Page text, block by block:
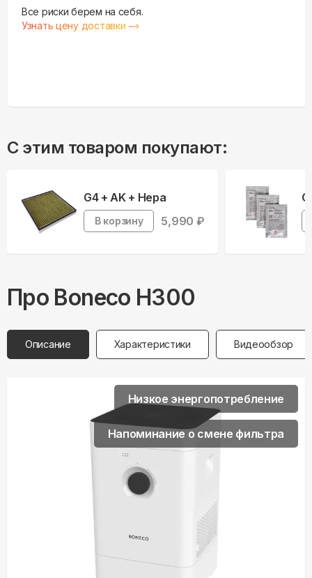
Все риски берем на себя.
Узнать цену доставки
С этим товаром покупают:
G4 + AK + Hepa
В корзину 5,990 ₽
Про Boneco H300
Описание Характеристики Видеообзор
Низкое энергопотребление
Напоминание о смене фильтра